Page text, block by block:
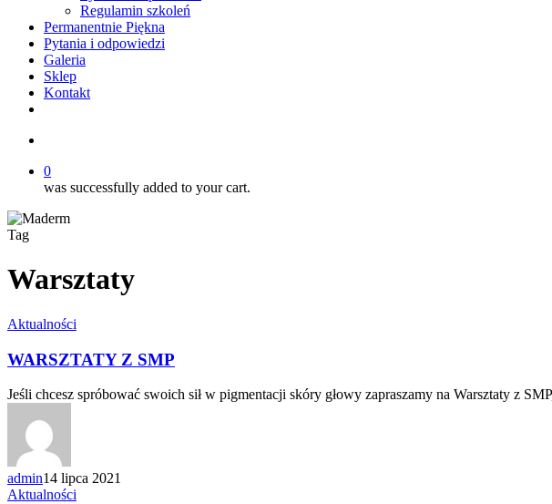
Regulamin szkoleń
Permanentnie Piękna
Pytania i odpowiedzi
Galeria
Sklep
Kontakt
0
was successfully added to your cart.
Tag
Warsztaty
WARSZTATY
SMP
Aktualności
WARSZTATY Z SMP
Jeśli chcesz spróbować swoich sił w pigmentacji skóry głowy zapraszamy na Warsztaty z
admin14 lipca 2021
PMU
Aktualności